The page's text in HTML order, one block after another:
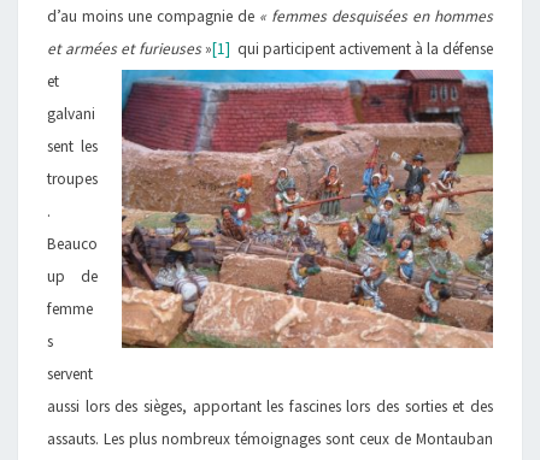
d’au moins une compagnie de « femmes desquisées en hommes
et armées etfurieuses»[1] qui participent activement à la défense
et
galvani
sent les
troupes
.
Beauco
up de
femme
s
servent
aussi lors des sièges, apportant les fascines lors des sorties et des
assauts. Les plus nombreux témoignages sont ceux de Montauban